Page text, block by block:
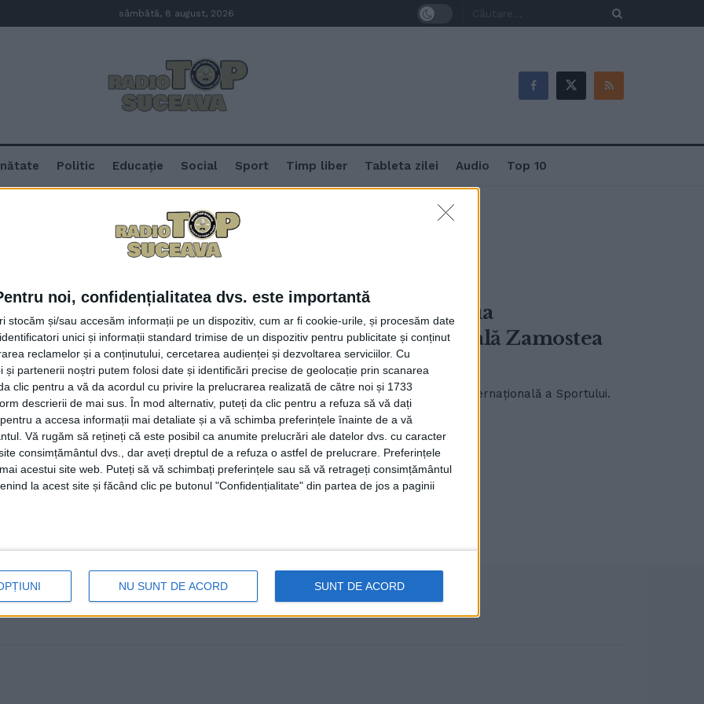
noi, confidențialitatea dvs. este importantă
stocăm și/sau accesăm informații pe un dispozitiv, cum ar fi cookie-urile, și procesăm date
unici și informații standard trimise de un dispozitiv pentru publicitate și conținut
reclamelor și a conținutului, cercetarea audienței și dezvoltarea serviciilor. Cu
și partenerii noștri putem folosi date și identificări precise de geolocație prin scanarea
clic pentru a vă da acordul cu privire la prelucrarea realizată de către noi și 1733
descrierii de mai sus. În mod alternativ, puteți da clic pentru a refuza să vă dați
a accesa informații mai detaliate și a vă schimba preferințele înainte de a vă
Vă rugăm să rețineți că este posibil ca anumite prelucrări ale datelor dvs. cu caracter
consimțământul dvs., dar aveți dreptul de a refuza o astfel de prelucrare. Preferințele
acestui site web. Puteți să vă schimbați preferințele sau să vă retrageți consimțământul
la acest site și făcând clic pe butonul "Confidențialitate" din partea de jos a paginii
NU SUNT DE ACORD SUNT DE ACORD
sâmbătă, 8 august, 2026
Politic Educație Social Sport Timp liber Tableta zilei Audio Top 10
Sportului
Jocuri și concursuri pentru 40 de elevi, de Ziua
Internațională a Sportului, la Școala Gimnazială Zamostea
1 OCTOMBRIE, 2022
Pe 30 septembrie 2022, Școala Gimnazială Zamostea a marcat și ea Ziua Internațională a Sportului.
Conform consilierului educativ al unității ...